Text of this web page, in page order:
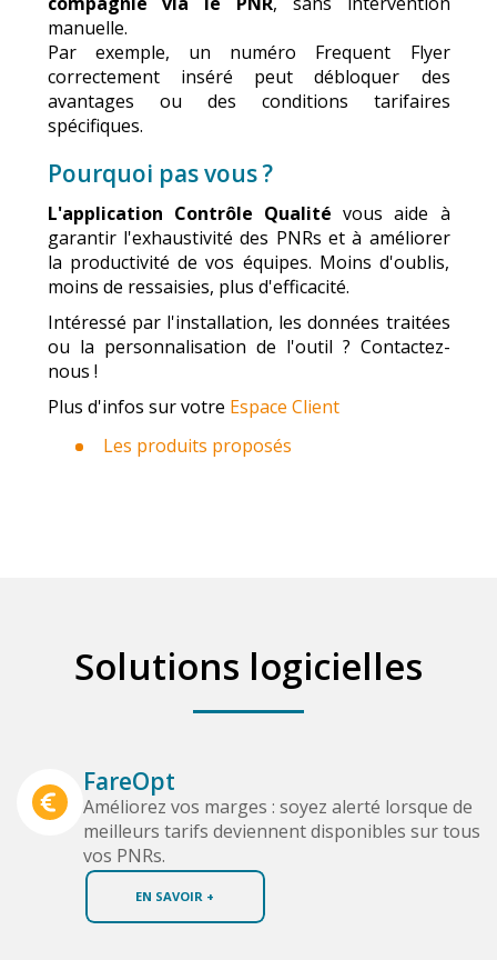
manuelle.
Par exemple, un numéro Frequent Flyer
correctement inséré peut débloquer des
avantages ou des conditions tarifaires
spécifiques.
Pourquoi pas vous ?
L'application Contrôle Qualité vous aide à
garantir l'exhaustivité des PNRs et à améliorer
la productivité de vos équipes. Moins d'oublis,
moins de ressaisies, plus d'efficacité.
Intéressé par l'installation, les données traitées
ou la personnalisation de l'outil ? Contactez-
nous !
Plus d'infos sur votre Espace Client
Les produits proposés
Solutions logicielles
FareOpt
Améliorez vos marges : soyez alerté lorsque de
meilleurs tarifs deviennent disponibles sur tous
vos PNRs.
EN SAVOIR +